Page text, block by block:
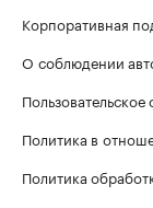
Корпоративная
О соблюдении
Политика в
Политика